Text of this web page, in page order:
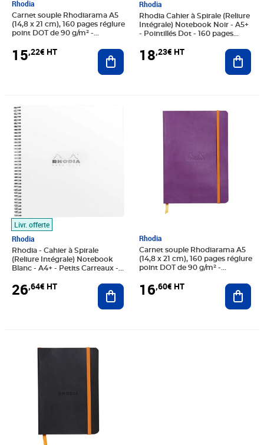
Rhodia
Carnet souple Rhodiarama A5
(14,8 x 21 cm), 160 pages réglure
point DOT de 90 g/m² -
15,22€ HT Ajouter au panier
Rhodia
Rhodia Cahier à Spirale (Reliure
Intégrale) Notebook Noir - A5+
- Pointillés Dot - 160 pages
18,23€ HT
Livr. offerte
Rhodia
Rhodia - Cahier à Spirale
(Reliure Intégrale) Notebook
Blanc - A4+ - Petits Carreaux -
26,64€ HT
Prix 26,64€ HT
Ajouter au panier
Rhodia
Carnet souple Rhodiarama A5
(14,8 x 21 cm), 160 pages réglure
point DOT de 90 g/m² -
16,60€ HT
Prix 16,60€ HT
Prix 16,33€ HT